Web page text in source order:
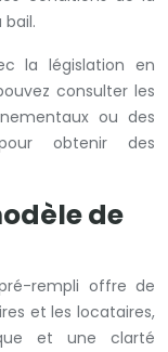
la législation en
consulter les
ou des
obtenir des
de
rempli offre de
et les locataires,
et une clarté